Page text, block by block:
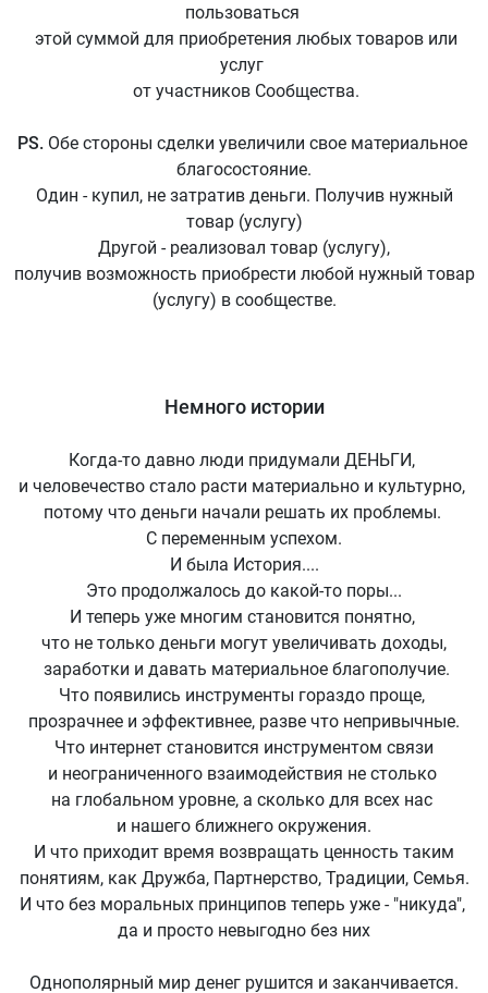
пользоваться
этой суммой для приобретения любых товаров или
услуг
от участников Сообщества.
PS. Обе стороны сделки увеличили свое материальное
благосостояние.
Один - купил, не затратив деньги. Получив нужный
товар (услугу)
Другой - реализовал товар (услугу),
получив возможность приобрести любой нужный товар
(услугу) в сообществе.
Немного истории
Когда-то давно люди придумали ДЕНЬГИ,
и человечество стало расти материально и культурно,
потому что деньги начали решать их проблемы.
С переменным успехом.
И была История....
Это продолжалось до какой-то поры...
И теперь уже многим становится понятно,
что не только деньги могут увеличивать доходы,
заработки и давать материальное благополучие.
Что появились инструменты гораздо проще,
прозрачнее и эффективнее, разве что непривычные.
Что интернет становится инструментом связи
и неограниченного взаимодействия не столько
на глобальном уровне, а сколько для всех нас
и нашего ближнего окружения.
И что приходит время возвращать ценность таким
понятиям, как Дружба, Партнерство, Традиции, Семья.
И что без моральных принципов теперь уже - "никуда",
да и просто невыгодно без них
Однополярный мир денег рушится и заканчивается.